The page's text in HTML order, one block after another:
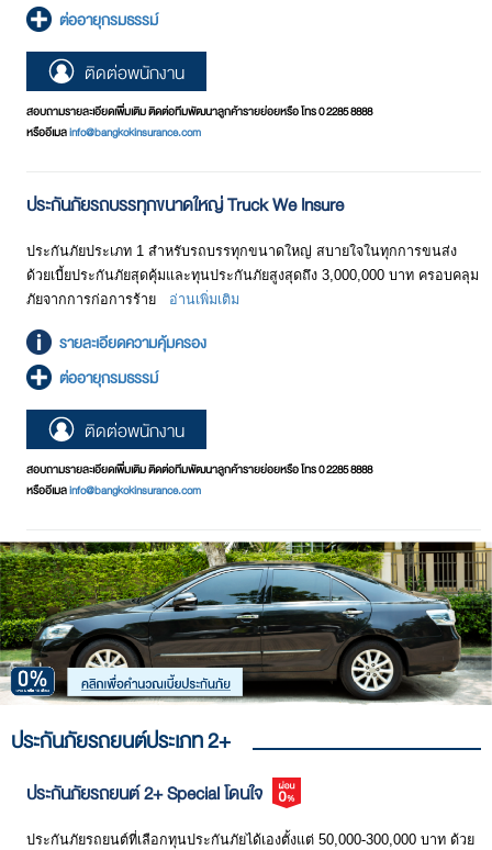
ต่ออายุกรมธรรม์
ติดต่อพนักงาน
สอบถามรายละเอียดเพิ่มเติม ติดต่อทีมพัฒนาลูกค้ารายย่อยหรือ โทร 0 2285 8888
หรืออีเมลinfo@bangkokinsurance.com
ประกันภัยรถบรรทุกขนาดใหญ่ Truck We Insure
ประกันภัยประเภท 1 สำหรับรถบรรทุกขนาดใหญ่ สบายใจในทุกการขนส่ง
ด้วยเบี้ยประกันภัยสุดคุ้มและทุนประกันภัยสูงสุดถึง 3,000,000 บาท ครอบคลุม
ภัยจากการก่อการร้าย
อ่านเพิ่มเติม
รายละเอียดความคุ้มครอง
ต่ออายุกรมธรรม์
ติดต่อพนักงาน
สอบถามรายละเอียดเพิ่มเติม ติดต่อทีมพัฒนาลูกค้ารายย่อยหรือ โทร 0 2285 8888
หรืออีเมลinfo@bangkokinsurance.com
ประกันภัยรถยนต์ประเภท 2+
ประกันภัยรถยนต์ 2+ Special โดนใจ
ประกันภัยรถยนต์ที่เลือกทุนประกันภัยได้เองตั้งแต่ 50,000-300,000 บาท ด้วย